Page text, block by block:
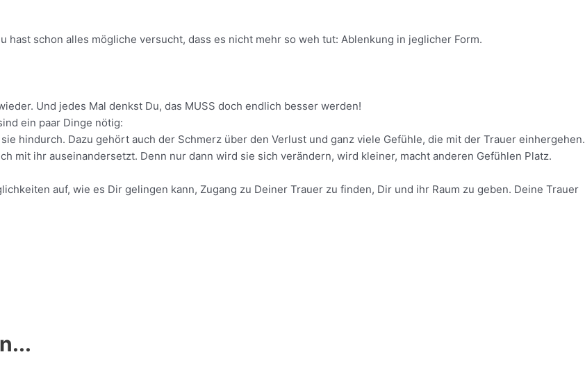
schon alles mögliche versucht, dass es nicht mehr so weh tut: Ablenkung in jeglicher Form.
Und jedes Mal denkst Du, das MUSS doch endlich besser werden!
ein paar Dinge nötig:
hindurch. Dazu gehört auch der Schmerz über den Verlust und ganz viele Gefühle, die mit der Trauer einhergehen.
mit ihr auseinandersetzt. Denn nur dann wird sie sich verändern, wird kleiner, macht anderen Gefühlen Platz.
auf, wie es Dir gelingen kann, Zugang zu Deiner Trauer zu finden, Dir und ihr Raum zu geben. Deine Trauer